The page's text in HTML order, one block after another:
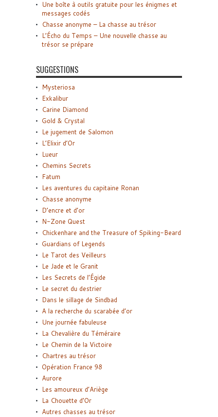
Une boîte à outils gratuite pour les énigmes et
messages codés
Chasse anonyme – La chasse au trésor
L’Écho du Temps – Une nouvelle chasse au
trésor se prépare
SUGGESTIONS
Mysteriosa
Exkalibur
Carine Diamond
Gold & Crystal
Le jugement de Salomon
L’Elixir d’Or
Lueur
Chemins Secrets
Fatum
Les aventures du capitaine Ronan
Chasse anonyme
D’encre et d’or
N-Zone Quest
Chickenhare and the Treasure of Spiking-Beard
Guardians of Legends
Le Tarot des Veilleurs
Le Jade et le Granit
Les Secrets de l’Égide
Le secret du destrier
Dans le sillage de Sindbad
A la recherche du scarabée d’or
Une journée fabuleuse
La Chevalière du Téméraire
Le Chemin de la Victoire
Chartres au trésor
Opération France 98
Aurore
Les amoureux d’Ariège
La Chouette d’Or
Autres chasses au trésor